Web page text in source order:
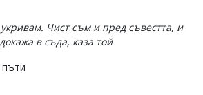
Чист съм и пред съвестта, и
в съда, каза той